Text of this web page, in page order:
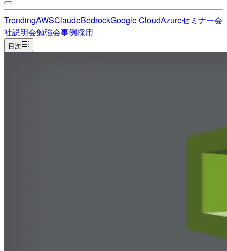
TrendingAWSClaudeBedrockGoogle CloudAzureセミナー会
社説明会勉強会事例採用
目次